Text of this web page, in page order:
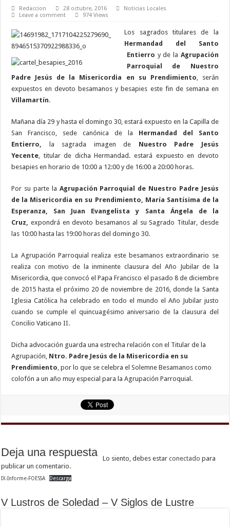
Redaccion 28 octubre, 2016
Noticias Locales
Leave a comment
974 Views
Los sagrados titulares de la
Hermandad del Santo
Entierro y de la Agrupación
Parroquial de Nuestro
Padre Jesús de la Misericordia en su Prendimiento , serán
expuestos en devoto besamanos y besapies este fin de semana en
Villamartín.
Mañana día 29 y hasta el domingo 30, estará expuesto en la Capilla de
San Francisco, sede canónica de la Hermandad del Santo
Entierro,
la sagrada imagen de Nuestro Padre Jesús
Yecente , titular de dicha Hermandad. estará expuesto en devoto
besapies en horario de 10:00 a 12:00 y de 16:00 a 20:00 horas.
Por su parte la Agrupación Parroquial de Nuestro Padre Jesús
de la Misericordia en su Prendimiento, María Santísima de la
Esperanza, San Juan Evangelista y Santa Ángela de la
Cruz, expondrá en devoto besamanos al su Sagrado Titular, desde
las 10:00 hasta las 19:00 horas del domingo 30.
La Agrupación Parroquial realiza este besamanos extraordinario se
realiza con motivo de la inminente clausura del Año Jubilar de la
Misericordia, que convocó el Papa Francisco el pasado 8 de diciembre
de 2015 hasta el próximo 20 de noviembre de 2016, donde la Santa
Iglesia Católica ha celebrado en todo el mundo el Año Jubilar justo
cuando se cumple el quincuagésimo aniversario de la clausura del
Concilio Vaticano II.
Dicha advocación guarda una estrecha relación con el Titular de la
Agrupación, Ntro. Padre Jesús de la Misericordia en su
Prendimiento , por lo que se celebra el Solemne Besamanos como
colofón a un año muy especial para la Agrupación Parroquial.
Deja una respuesta Lo siento, debes estarconectado para
publicar un comentario.
IX-Informe-FOESSA Descarga
V Lustros de Soledad – V Siglos de Lustre